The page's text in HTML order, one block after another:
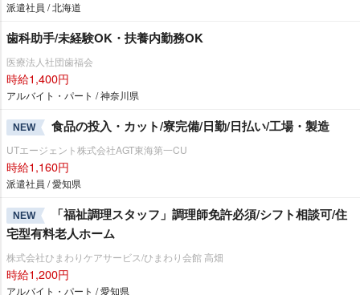
派遣社員 / 北海道
歯科助手/未経験OK・扶養内勤務OK
医療法人社団歯福会
時給1,400円
アルバイト・パート / 神奈川県
NEW 食品の投入・カット/寮完備/日勤/日払い/工場・製造
UTエージェント株式会社AGT東海第一CU
時給1,160円
派遣社員 / 愛知県
NEW
「福祉調理スタッフ」調理師免許必須/シフト相談可/住
宅型有料老人ホーム
株式会社ひまわりケアサービス/ひまわり会館 高畑
時給1,200円
アルバイト・パート / 愛知県